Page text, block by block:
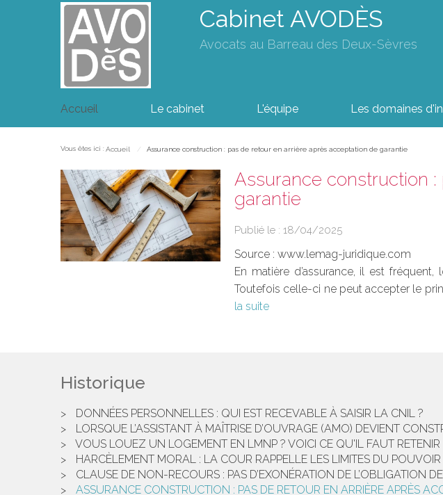
Cabinet AVODÈS
Avocats au Barreau des Deux-Sèvres
Accueil Le cabinet L'équipe Les domaines
Vous êtes ici : Accueil Assurance construction : pas de retour en arrière après acceptation de garantie
Assurance construction
garantie
Publié le : 18/04/2025
Source : www.lemag-juridique.com
En matière d’assurance, il est
Toutefois celle-ci ne peut accepter le
la suite
Historique
DONNÉES PERSONNELLES : QUI EST RECEVABLE À SAISIR LA CNIL ?
LORSQUE L’ASSISTANT À MAÎTRISE D’OUVRAGE (AMO) DEVIENT
VOUS LOUEZ UN LOGEMENT EN LMNP ? VOICI CE QU'IL FAUT RETENIR
HARCÈLEMENT MORAL : LA COUR RAPPELLE LES LIMITES DU
CLAUSE DE NON-RECOURS : PAS D’EXONÉRATION DE L’OBLIGATION
ASSURANCE CONSTRUCTION : PAS DE RETOUR EN ARRIÈRE APRÈS